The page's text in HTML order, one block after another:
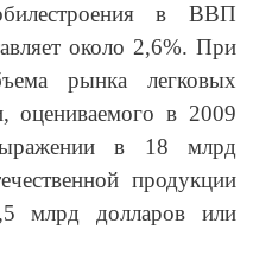
в ВВП
около 2,6%. При
рынка легковых
оцениваемого в 2009
в 18 млрд
продукции
млрд долларов или